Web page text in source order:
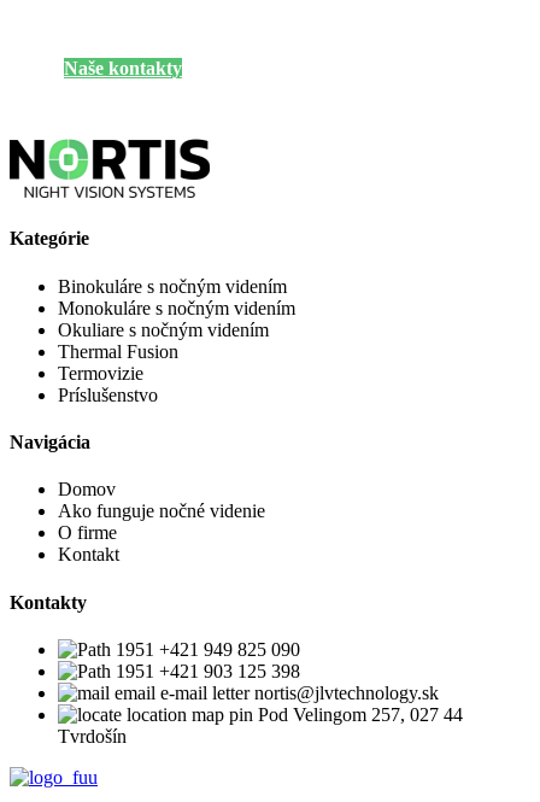
Naše kontakty
Kategórie
Binokuláre s nočným videním
Monokuláre s nočným videním
Okuliare s nočným videním
Thermal Fusion
Termovizie
Príslušenstvo
Navigácia
Domov
Ako funguje nočné videnie
O firme
Kontakt
Kontakty
+421 949 825 090
+421 903 125 398
nortis@jlvtechnology.sk
Pod Velingom 257, 027 44
Tvrdošín